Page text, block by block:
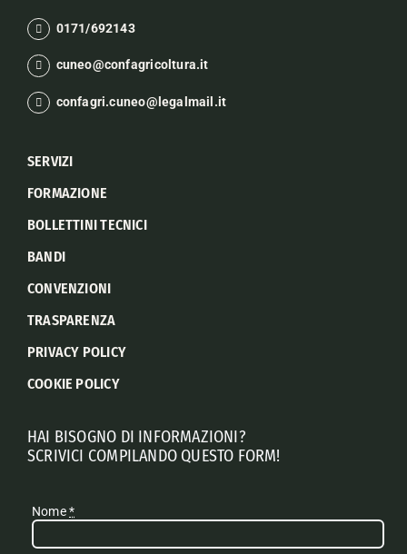
0171/692143
cuneo@confagricoltura.it
confagri.cuneo@legalmail.it
SERVIZI
FORMAZIONE
BOLLETTINI TECNICI
BANDI
CONVENZIONI
TRASPARENZA
PRIVACY POLICY
COOKIE POLICY
HAI BISOGNO DI INFORMAZIONI?
SCRIVICI COMPILANDO QUESTO FORM!
Nome*